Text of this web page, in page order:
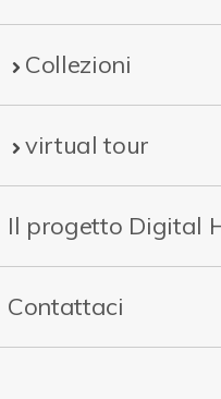
Collezioni
virtual tour
Contattaci